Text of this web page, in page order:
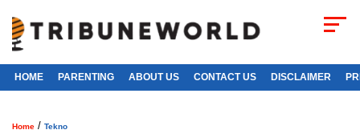
HOME PARENTING ABOUT US CONTACT US DISCLAIMER
Home / Tekno